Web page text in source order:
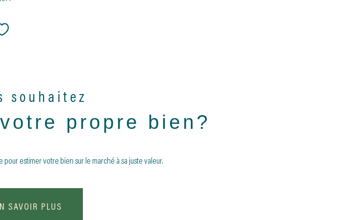
Sélectionner
souhaitez
propre bien?
estimer votre bien sur le marché à sa juste valeur.
SAVOIR PLUS